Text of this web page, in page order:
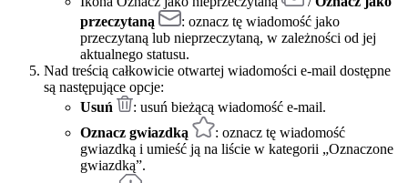
przeczytaną
: oznacz tę wiadomość jako
przeczytaną lub nieprzeczytaną, w zależności od jej
aktualnego statusu.
Nad treścią całkowicie otwartej wiadomości e-mail dostępne
są następujące opcje:
Usuń
: usuń bieżącą wiadomość e-mail.
Oznacz gwiazdką
: oznacz tę wiadomość
gwiazdką i umieść ją na liście w kategorii „Oznaczone
gwiazdką”.